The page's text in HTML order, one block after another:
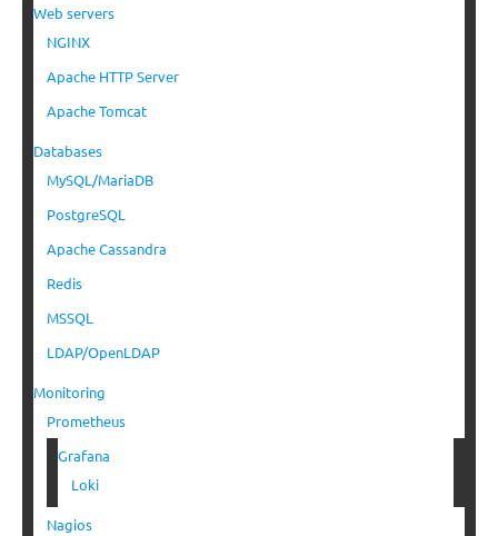
Web servers
NGINX
Apache HTTP Server
Apache Tomcat
Databases
MySQL/MariaDB
PostgreSQL
Apache Cassandra
Redis
MSSQL
LDAP/OpenLDAP
Monitoring
Prometheus
Grafana
Loki
Nagios